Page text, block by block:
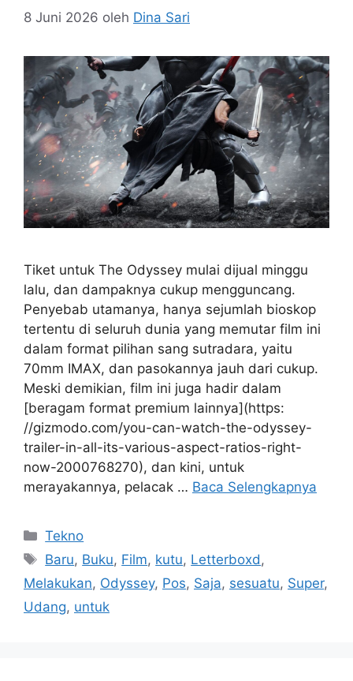
8 Juni 2026 oleh Dina Sari
Tiket untuk The Odyssey mulai dijual minggu
lalu, dan dampaknya cukup mengguncang.
Penyebab utamanya, hanya sejumlah bioskop
tertentu di seluruh dunia yang memutar film ini
dalam format pilihan sang sutradara, yaitu
70mm IMAX, dan pasokannya jauh dari cukup.
Meski demikian, film ini juga hadir dalam
[beragam format premium lainnya](https:
//gizmodo.com/you-can-watch-the-odyssey-
trailer-in-all-its-various-aspect-ratios-right-
now-2000768270), dan kini, untuk
merayakannya, pelacak … Baca Selengkapnya
Kategori
Tekno
Tag
Baru, Buku, Film, kutu, Letterboxd,
Melakukan, Odyssey, Pos, Saja, sesuatu, Super,
Udang, untuk